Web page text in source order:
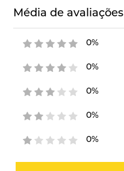
Média de avaliações
0%
0%
0%
0%
0%